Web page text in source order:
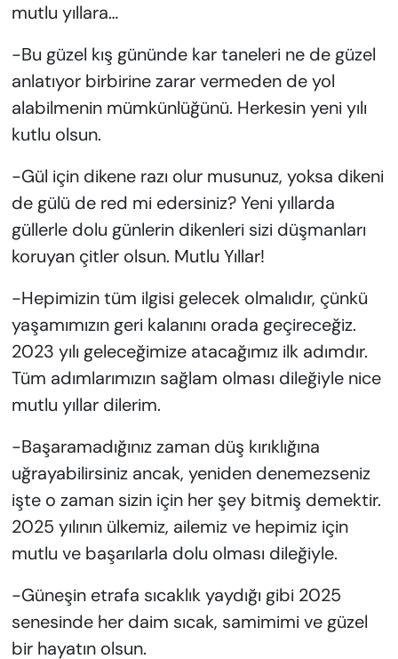
mutlu yıllara…
-Bu güzel kış gününde kar taneleri ne de güzel
anlatıyor birbirine zarar vermeden de yol
alabilmenin mümkünlüğünü. Herkesin yeni yılı
kutlu olsun.
-Gül için dikene razı olur musunuz, yoksa dikeni
de gülü de red mi edersiniz? Yeni yıllarda
güllerle dolu günlerin dikenleri sizi düşmanları
koruyan çitler olsun. Mutlu Yıllar!
-Hepimizin tüm ilgisi gelecek olmalıdır, çünkü
yaşamımızın geri kalanını orada geçireceğiz.
2023 yılı geleceğimize atacağımız ilk adımdır.
Tüm adımlarımızın sağlam olması dileğiyle nice
mutlu yıllar dilerim.
-Başaramadığınız zaman düş kırıklığına
uğrayabilirsiniz ancak, yeniden denemezseniz
işte o zaman sizin için her şey bitmiş demektir.
2025 yılının ülkemiz, ailemiz ve hepimiz için
mutlu ve başarılarla dolu olması dileğiyle.
-Güneşin etrafa sıcaklık yaydığı gibi 2025
senesinde her daim sıcak, samimimi ve güzel
bir hayatın olsun.